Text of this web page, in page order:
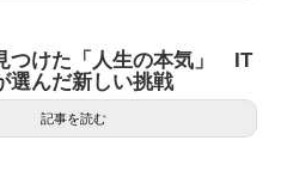
つけた「人生の本気」 IT
選んだ新しい挑戦
記事を読む